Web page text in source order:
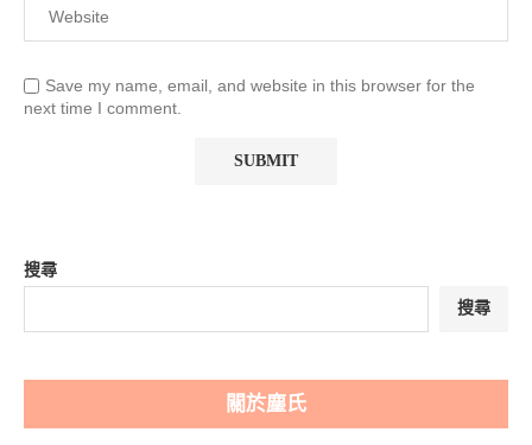
Save my name, email, and website in this browser for the
next time I comment.
搜尋
搜尋
關於塵氏